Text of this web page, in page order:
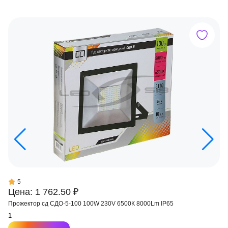
Цена: 1 762.50 ₽
5
Прожектор сд СДО-5-100 100W 230V 6500К 8000Lm IP65